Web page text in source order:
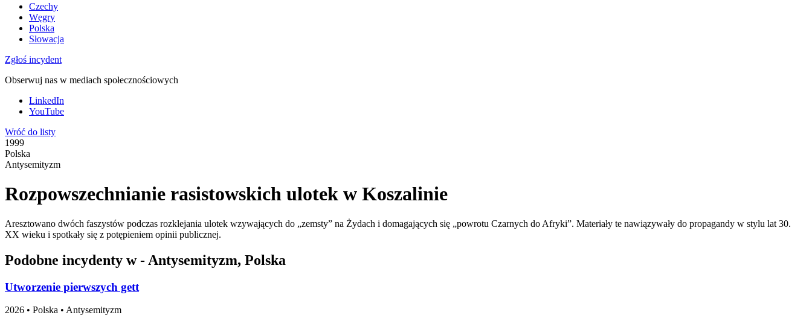
Czechy
Węgry
Polska
Słowacja
Zgłoś incydent
Obserwuj nas w mediach społecznościowych
LinkedIn
YouTube
Wróć do listy
1999
Polska
Antysemityzm
Rozpowszechnianie rasistowskich ulotek w Koszalinie
Aresztowano dwóch faszystów podczas rozklejania ulotek wzywających do „zemsty” na Żydach i domagających się „powrotu Czarnych do Afryki”. Materiały te nawiązywały do propagandy w stylu lat 30.
XX wieku i spotkały się z potępieniem opinii publicznej.
Podobne incydenty w - Antysemityzm, Polska
Utworzenie pierwszych gett
2026 • Polska • Antysemityzm